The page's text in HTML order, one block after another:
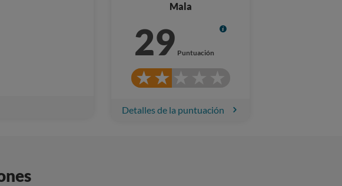
Mala
29 Puntuación
Info
Detalles de la puntuación